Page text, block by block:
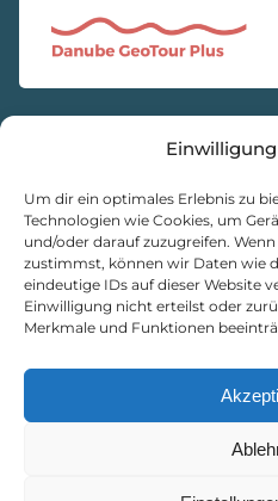
Um dir ein optimales Erlebnis zu
Technologien wie Cookies, um
und/oder darauf zuzugreifen.
zustimmst, können wir Daten wie
eindeutige IDs auf dieser Website
Einwilligung nicht erteilst oder
Merkmale und Funktionen
Natur- und Geopark
8933 St. Gallen, Markt 35
+43 3632 7714
www.eisenwurzen.com
Datenschutz|